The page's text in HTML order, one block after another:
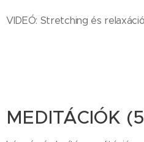
VIDEÓ: Stretching és
MEDITÁCIÓK